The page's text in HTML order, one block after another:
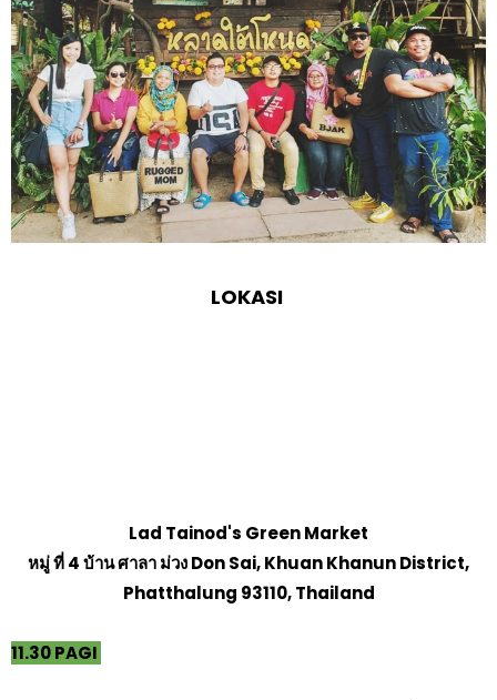
LOKASI
Lad Tainod's Green Market
หมู่ ที่ 4 บ้าน ศาลา ม่วง Don Sai, Khuan Khanun District,
Phatthalung 93110, Thailand
11.30 PAGI